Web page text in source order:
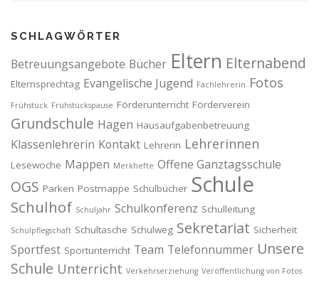
SCHLAGWÖRTER
Betreuungsangebote Bücher Eltern Elternabend
Elternsprechtag Evangelische Jugend Fachlehrerin Fotos
Frühstück Frühstückspause Förderunterricht Förderverein
Grundschule Hagen Hausaufgabenbetreuung
Klassenlehrerin Kontakt Lehrerin Lehrerinnen
Lesewoche Mappen Merkhefte Offene Ganztagsschule
OGS Parken Postmappe Schulbücher Schule
Schulhof Schuljahr Schulkonferenz Schulleitung
Schulpflegschaft Schultasche Schulweg Sekretariat Sicherheit
Sportfest Sportunterricht Team Telefonnummer Unsere
Schule Unterricht Verkehrserziehung Veröffentlichung von Fotos